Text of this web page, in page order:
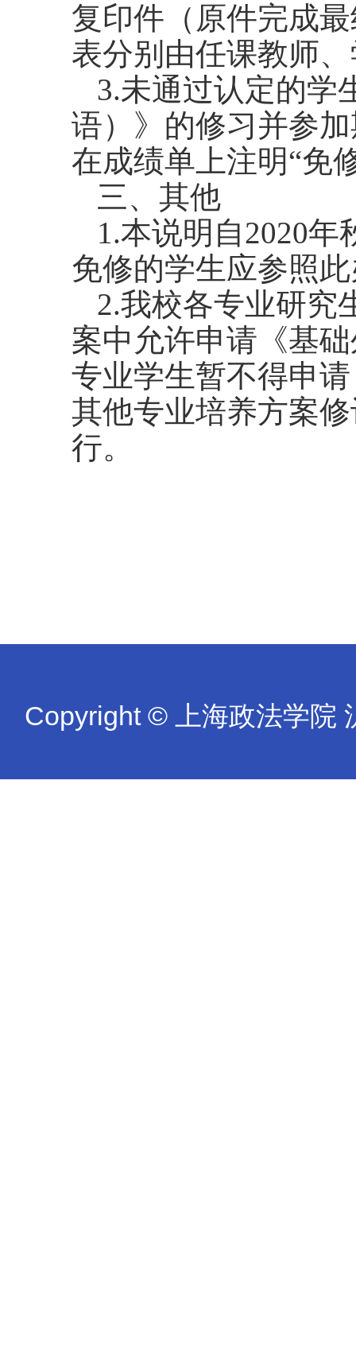
复印件（原件完成
表分别由任课教师
3.未通过认定的学
语）》的修习并参
在成绩单上注明“免
三、其他
1.本说明自2020
免修的学生应参照
2.我校各专业研究
案中允许申请 《基
专业学生暂不得申
其他专业培养方案
行。
Copyright © 上海政法学院